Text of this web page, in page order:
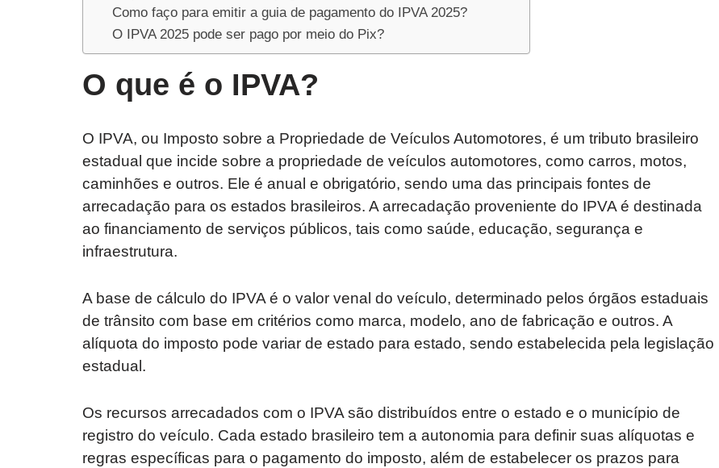
Como faço para emitir a guia de pagamento do IPVA 2025?
O IPVA 2025 pode ser pago por meio do Pix?
O que é o IPVA?
O IPVA, ou Imposto sobre a Propriedade de Veículos Automotores, é um tributo brasileiro
estadual que incide sobre a propriedade de veículos automotores, como carros, motos,
caminhões e outros. Ele é anual e obrigatório, sendo uma das principais fontes de
arrecadação para os estados brasileiros. A arrecadação proveniente do IPVA é destinada
ao financiamento de serviços públicos, tais como saúde, educação, segurança e
infraestrutura.
A base de cálculo do IPVA é o valor venal do veículo, determinado pelos órgãos estaduais
de trânsito com base em critérios como marca, modelo, ano de fabricação e outros. A
alíquota do imposto pode variar de estado para estado, sendo estabelecida pela legislação
estadual.
Os recursos arrecadados com o IPVA são distribuídos entre o estado e o município de
registro do veículo. Cada estado brasileiro tem a autonomia para definir suas alíquotas e
regras específicas para o pagamento do imposto, além de estabelecer os prazos para